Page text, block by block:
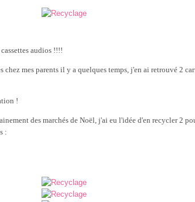
audios !!!!
chez mes parents il y a quelques temps, j'en ai retrouvé 2
!
des marchés de Noël, j'ai eu l'idée d'en recycler 2
: